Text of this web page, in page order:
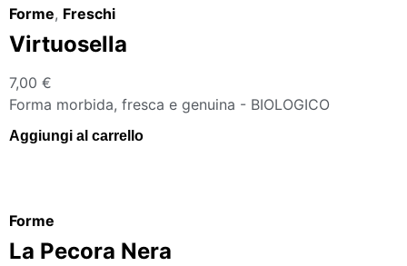
Forme, Freschi
Virtuosella
7,00 €
Forma morbida, fresca e genuina - BIOLOGICO
Aggiungi al carrello
Forme
La Pecora Nera